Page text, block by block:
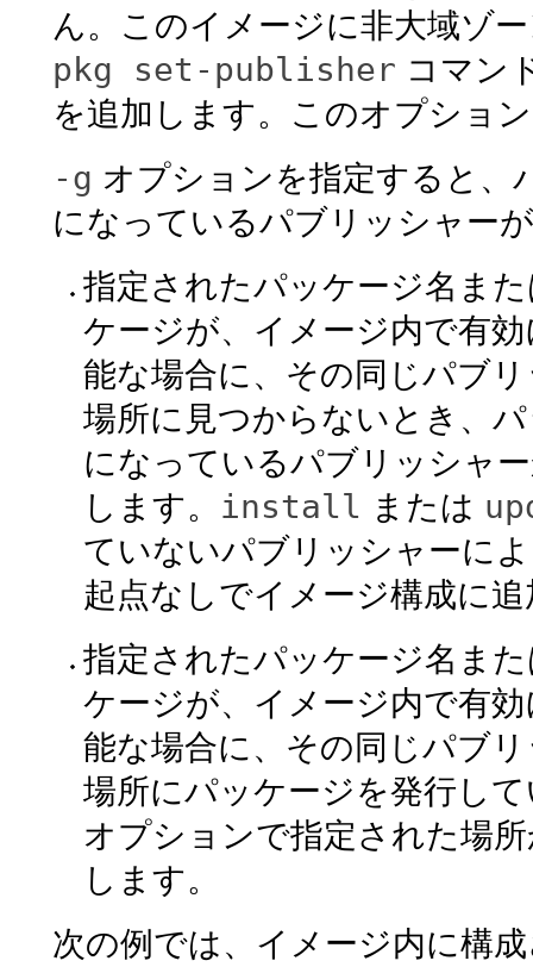
ん。このイメージに非大域ゾ
pkg set-publisher コマン
を追加します。このオプショ
-g オプションを指定すると、
になっているパブリッシャー
指定されたパッケージ名ま
ケージが、イメージ内で有
能な場合に、その同じパブ
場所に見つからないとき、
になっているパブリッシャ
します。 install または
ていないパブリッシャーに
起点なしでイメージ構成に
指定されたパッケージ名ま
ケージが、イメージ内で有
能な場合に、その同じパブ
場所にパッケージを発行し
オプションで指定された場
します。
次の例では、イメージ内に構